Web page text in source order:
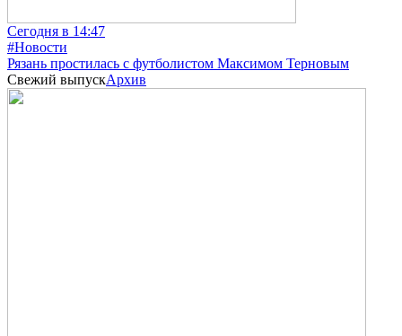
Сегодня в 14:47
#Новости
Рязань простилась с футболистом Максимом Терновым
Свежий выпускАрхив